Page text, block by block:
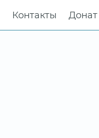
Контакты Донат